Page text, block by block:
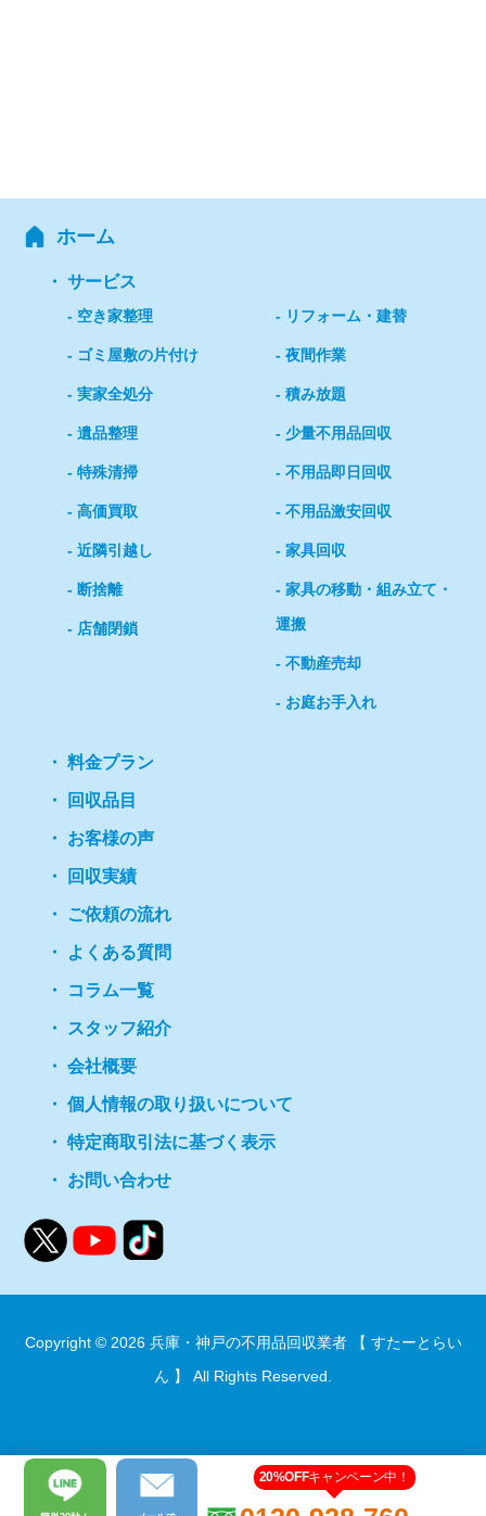
ホーム
サービス
空き家整理
ゴミ屋敷の片付け
実家全処分
遺品整理
特殊清掃
高価買取
近隣引越し
断捨離
店舗閉鎖
リフォーム・建替
夜間作業
積み放題
少量不用品回収
不用品即日回収
不用品激安回収
家具回収
家具の移動・組み立て・
運搬
不動産売却
お庭お手入れ
料金プラン
回収品目
お客様の声
回収実績
ご依頼の流れ
よくある質問
コラム一覧
スタッフ紹介
会社概要
個人情報の取り扱いについて
特定商取引法に基づく表示
お問い合わせ
Copyright © 2026 兵庫・神戸の不用品回収業者 【 すたーとらい
ん 】
All Rights Reserved.
20%OFFキャンペーン中！